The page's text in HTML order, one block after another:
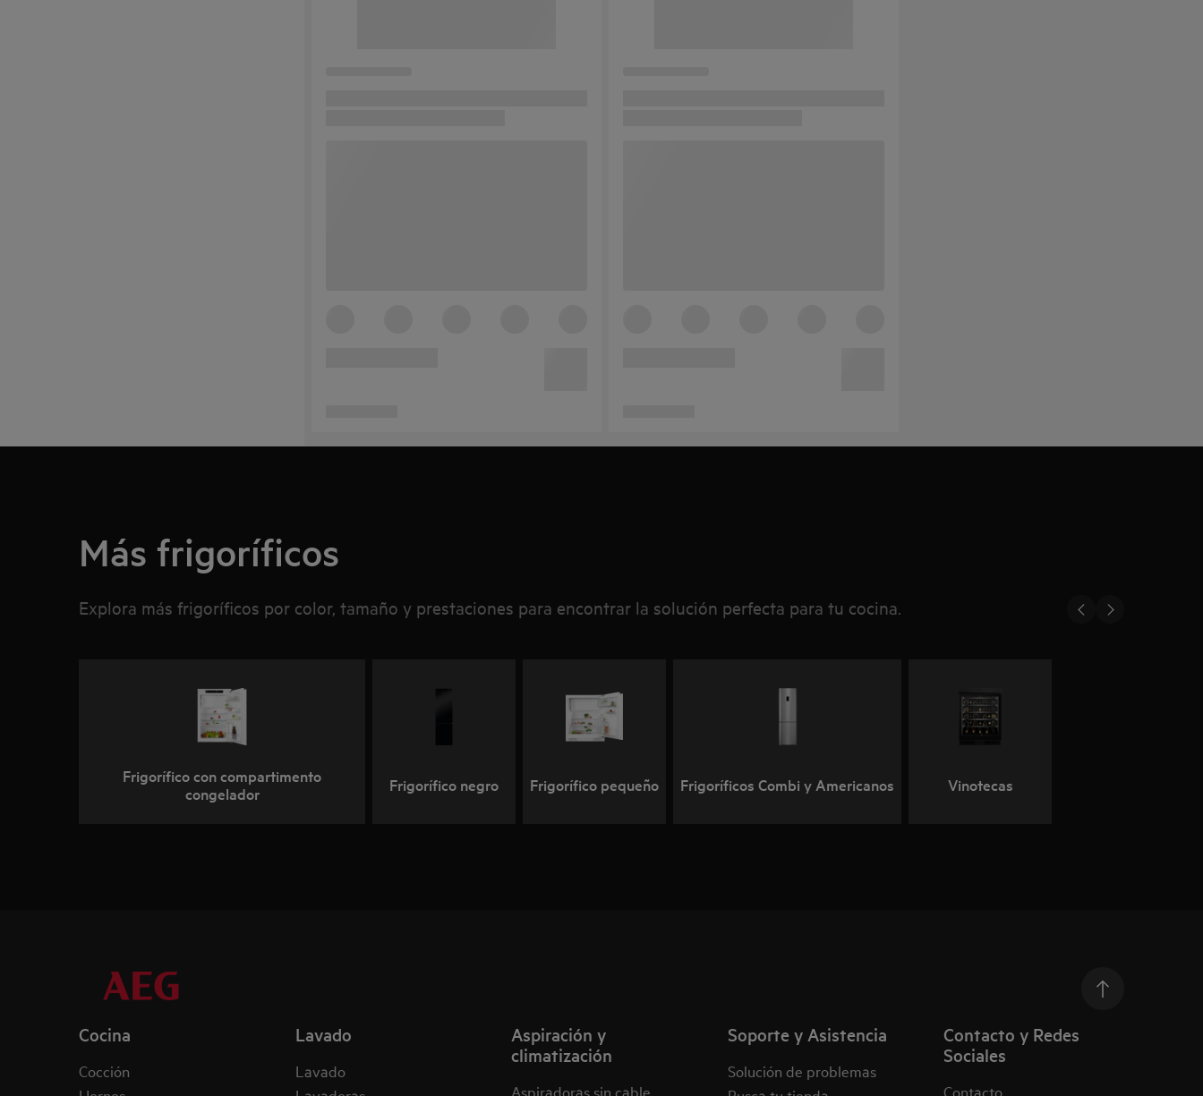
Más frigoríficos
Explora más frigoríficos por color, tamaño y prestaciones para encontrar la solución perfecta para tu cocina.
Frigorífico con compartimento
congelador
Frigorífico negro Frigorífico pequeño Frigoríficos Combi y Americanos Vinotecas
Cocina
Cocción
Lavado
Lavado
Aspiración y
climatización
Aspiradoras sin cable
Soporte y Asistencia
Solución de problemas
Contacto y Redes
Sociales
Contacto